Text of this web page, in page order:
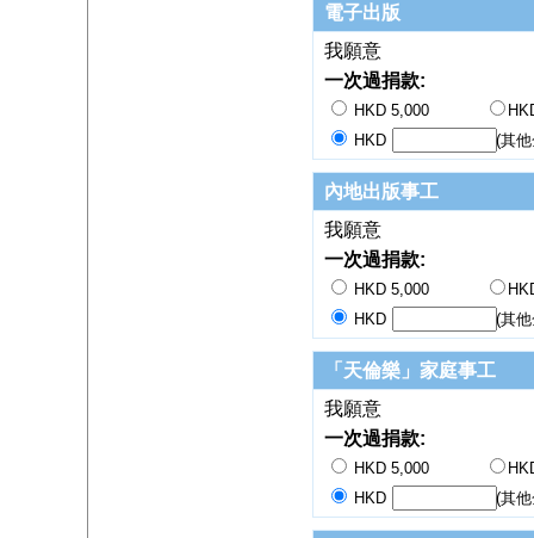
電子出版
我願意
一次過捐款:
HKD 5,000
HKD
(其
內地出版事工
我願意
一次過捐款:
HKD 5,000
HKD
(其
「天倫樂」家庭事工
我願意
一次過捐款:
HKD 5,000
HKD
(其